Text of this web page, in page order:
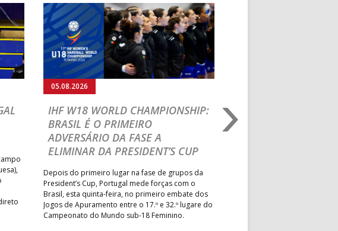
05.08.2026
IHF W18 WORLD CHAMPIONSHIP:
BRASIL É O PRIMEIRO
ADVERSÁRIO DA FASE A
ELIMINAR DA PRESIDENT’S CUP
Depois do primeiro lugar na fase de grupos da
President’s Cup, Portugal mede forças com o
Brasil, esta quinta-feira, no primeiro embate dos
Jogos de Apuramento entre o 17.º e 32.º lugare do
Campeonato do Mundo sub-18 Feminino.
Seguinte